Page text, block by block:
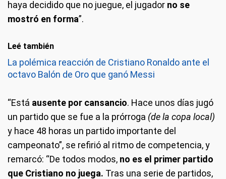
haya decidido que no juegue, el jugador no se
mostró en forma”.
Leé también
La polémica reacción de Cristiano Ronaldo ante el
octavo Balón de Oro que ganó Messi
“Está ausente por cansancio. Hace unos días jugó
un partido que se fue a la prórroga (de la copa local)
y hace 48 horas un partido importante del
campeonato”, se refirió al ritmo de competencia, y
remarcó: “De todos modos, no es el primer partido
que Cristiano no juega. Tras una serie de partidos,